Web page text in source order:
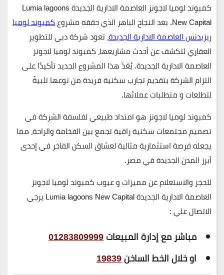
كمبوند لوميا لاجونز العاصمة الادارية الجديدةLumia lagoons
New Capital. بعد النجاح الباهر الذي حققه مشروعكمبوند لوميا
ريزيدنس العاصمة الادارية الجديدة، تعود شركةدبي للتطوير
العقاريلتكشف عن أحدث مشاريعها، كمبوند لوميا لاجونز
العاصمة الادارية الجديدة. يُعَدّ هذا المشروع الجديد تأكيدًا على
التزام الشركة بتقديم تجارب سكنية فريدة من نوعها تلبيةً
لتطلعات و متطلبات عملائها.
كمبوند لوميا لاجونز هو امتداد طبيعي لفلسفة الشركة في
تصميم مجتمعات سكنية راقية تجمع بين الفخامة والراحة، مما
يجعله فرصة استثمارية مثالية لعشاق السكن الفاخر في إحدى
أبرز المدن الجديدة في مصر.
للحجز والاستعلام عن مميزات و عيوبكمبوند لوميا لاجونز
العاصمة الادارية الجديدةLumia lagoons New Capitalيرجي
الاتصال علي :
مباشر مع إدارة المبيعات01283809999
او خلال الخط الساخن19839